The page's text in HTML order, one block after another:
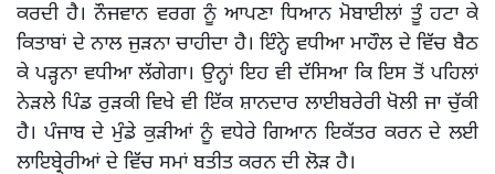
ਕਰਦੀ ਹੈ। ਨੌਜਵਾਨ ਵਰਗ ਨੂੰ ਆਪਣਾ ਧਿਆਨ ਮੋਬਾਈਲਾਂ ਤੂੰ ਹਟਾ ਕੇ
ਕਿਤਾਬਾਂ ਦੇ ਨਾਲ ਜੁੜਨਾ ਚਾਹੀਦਾ ਹੈ। ਇੰਨ੍ਹੇ ਵਧੀਆ ਮਾਹੌਲ ਦੇ ਵਿੱਚ ਬੈਠ
ਕੇ ਪੜ੍ਹਨਾ ਵਧੀਆ ਲੱਗੇਗਾ। ਉਨ੍ਹਾਂ ਇਹ ਵੀ ਦੱਸਿਆ ਕਿ ਇਸ ਤੋਂ ਪਹਿਲਾਂ
ਨੇੜਲੇ ਪਿੰਡ ਰੁੜਕੀ ਵਿਖੇ ਵੀ ਇੱਕ ਸ਼ਾਨਦਾਰ ਲਾਈਬਰੇਰੀ ਖੋਲੀ ਜਾ ਚੁੱਕੀ
ਹੈ। ਪੰਜਾਬ ਦੇ ਮੁੰਡੇ ਕੁੜੀਆਂ ਨੂੰ ਵਧੇਰੇ ਗਿਆਨ ਇਕੱਤਰ ਕਰਨ ਦੇ ਲਈ
ਲਾਇਬ੍ਰੇਰੀਆਂ ਦੇ ਵਿੱਚ ਸਮਾਂ ਬਤੀਤ ਕਰਨ ਦੀ ਲੋੜ ਹੈ।